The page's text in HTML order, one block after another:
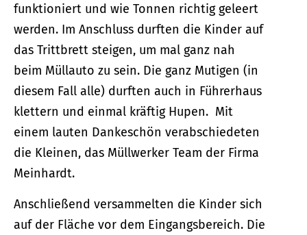
funktioniert und wie Tonnen richtig geleert
werden. Im Anschluss durften die Kinder auf
das Trittbrett steigen, um mal ganz nah
beim Müllauto zu sein. Die ganz Mutigen (in
diesem Fall alle) durften auch in Führerhaus
klettern und einmal kräftig Hupen. Mit
einem lauten Dankeschön verabschiedeten
die Kleinen, das Müllwerker Team der Firma
Meinhardt.
Anschließend versammelten die Kinder sich
auf der Fläche vor dem Eingangsbereich. Die